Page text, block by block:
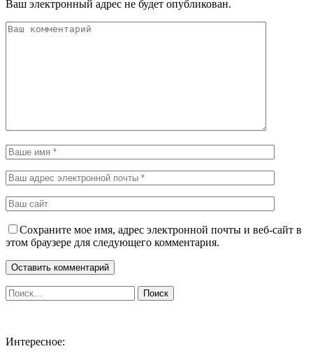
Ваш электронный адрес не будет опубликован.
Сохраните мое имя, адрес электронной почты и веб-сайт в
этом браузере для следующего комментария.
Интересное: